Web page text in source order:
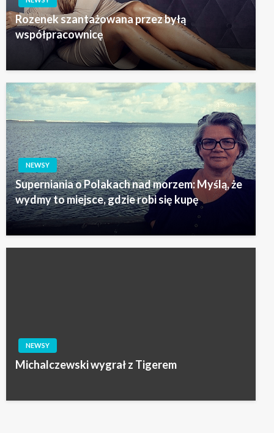
Rozenek szantażowana przez byłą
współpracownicę
NEWSY
Superniania o Polakach nad morzem: Myślą, że
wydmy to miejsce, gdzie robi się kupę
NEWSY
Michalczewski wygrał z Tigerem